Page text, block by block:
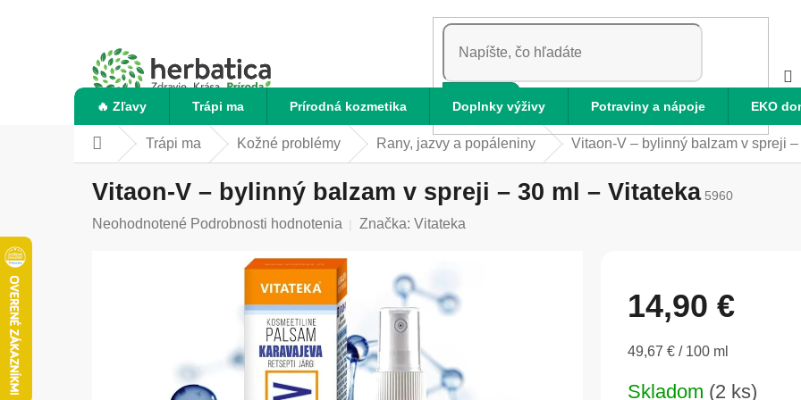
HĽADAŤ
🔥 Zľavy Trápi ma Prírodná kozmetika Doplnky výživy Potraviny a nápoje EKO
DomovTrápi ma Kožné problémy Rany, jazvy a popáleniny Vitaon-V – bylinný balzam v spreji
Vitaon-V – bylinný balzam v spreji – 30 ml – Vitateka 5960
Priemerné
Neohodnotené Podrobnosti hodnotenia Značka: Vitateka
14,90 €
Jednotková
49,67 € / 100 ml
Skladom (2 ks)